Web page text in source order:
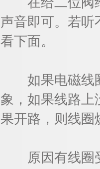
声音即可。若听
看下面。
如果电磁线圈
象，如果线路上
果开路，则线圈
原因有线圈受